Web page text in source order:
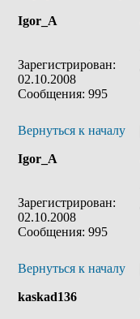
Igor_A
Зарегистрирован:
02.10.2008
Сообщения: 995
Вернуться к началу
Igor_A
Зарегистрирован:
02.10.2008
Сообщения: 995
Вернуться к началу
kaskad136